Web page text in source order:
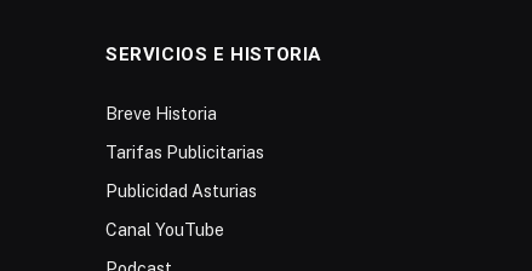
SERVICIOS E HISTORIA
Breve Historia
Tarifas Publicitarias
Publicidad Asturias
Canal YouTube